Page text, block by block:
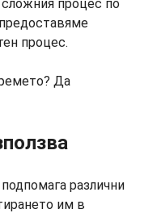
процес по
процес.
Да
различни
им в